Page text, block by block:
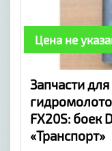
Цена не
​Запчасти
FX20S: боек
«Транспорт»